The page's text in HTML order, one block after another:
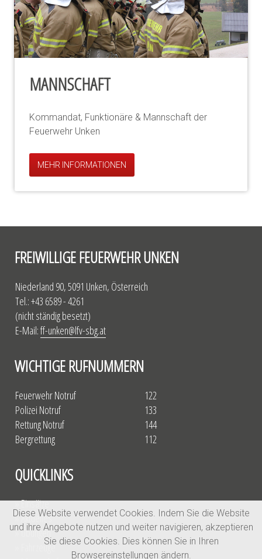
MANNSCHAFT
Kommandat, Funktionäre & Mannschaft der
Feuerwehr Unken
MEHR INFORMATIONEN
FREIWILLIGE FEUERWEHR UNKEN
Niederland 90, 5091 Unken, Österreich
Tel.: +43 6589 - 4261
(nicht ständig besetzt)
E-Mail:ff-unken@lfv-sbg.at
WICHTIGE RUFNUMMERN
Feuerwehr Notruf
Polizei Notruf
Rettung Notruf
Bergrettung
122
133
144
112
QUICKLINKS
» Einsätze
» Aktuelles
» Übungen
» Fahrzeuge
Diese Website verwendet Cookies. Indem Sie die Website
und ihre Angebote nutzen und weiter navigieren, akzeptieren
Sie diese Cookies. Dies können Sie in Ihren
Browsereinstellungen ändern.